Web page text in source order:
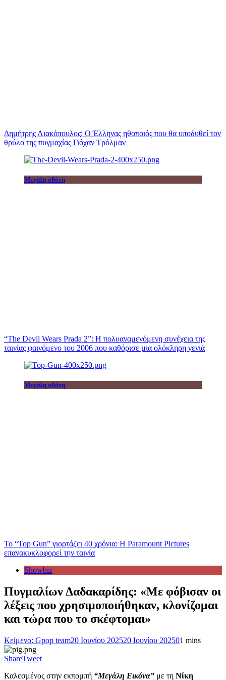
Δημήτρης Λιακόπουλος: Ο Έλληνας ηθοποιός που θα υποδυθεί τον
θρύλο της πυγμαχίας Γιόχαν Τρόλμαν
Μεγάλη οθόνη
“The Devil Wears Prada 2”: Η πολυαναμενόμενη συνέχεια της
ταινίας φαινόμενο του 2006 που καθόρισε μια ολόκληρη γενιά
Μεγάλη οθόνη
Το “Top Gun” γιορτάζει 40 χρόνια: Η Paramount Pictures
επανακυκλοφορεί την ταινία
Showbiz
Πυγμαλίων Δαδακαρίδης: «Με φόβισαν οι
λέξεις που χρησιμοποιήθηκαν, κλονίζομαι
και τώρα που το σκέφτομαι»
Κείμενο: Gpop team20 Ιουνίου 202520 Ιουνίου 202501 mins
ShareTweet
Καλεσμένος στην εκπομπή “Μεγάλη Εικόνα” με τη Νίκη